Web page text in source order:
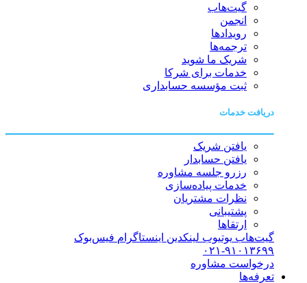
گیت‌هاب
انجمن
رویدادها
ترجمه‌ها
شریک ما شوید
خدمات برای شرکا
ثبت مؤسسه حسابداری
دریافت خدمات
یافتن شریک
یافتن حسابدار
رزرو جلسه مشاوره
خدمات پیاده‌سازی
نظرات مشتریان
پشتیبانی
ارتقاها
گیت‌هاب یوتیوب لینکدین اینستاگرام فیس‌بوک
۰۲۱-۹۱۰۱۳۶۹۹
درخواست مشاوره
تعرفه‌ها